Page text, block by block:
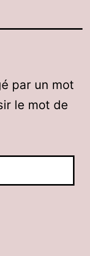
par un mot
le mot de